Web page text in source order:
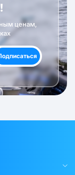
ценам,